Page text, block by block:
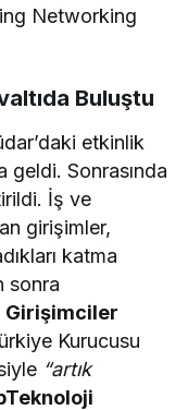
Networking
Buluştu
etkinlik
geldi. Sonrasında
İş ve
girişimler,
katma
sonra
Girişimciler
Kurucusu
“artık